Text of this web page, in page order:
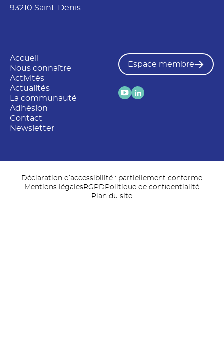
93210 Saint-Denis
Accueil
Nous connaître
Activités
Actualités
La communauté
Adhésion
Contact
Newsletter
Espace membre
Déclaration d’accessibilité : partiellement conforme
Mentions légalesRGPD Politique de confidentialité
Plan du site